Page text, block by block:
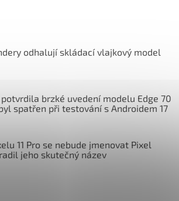
odhalují skládací vlajkový model
brzké uvedení modelu Edge 70
spatřen při testování s Androidem 17
11 Pro se nebude jmenovat Pixel
jeho skutečný název